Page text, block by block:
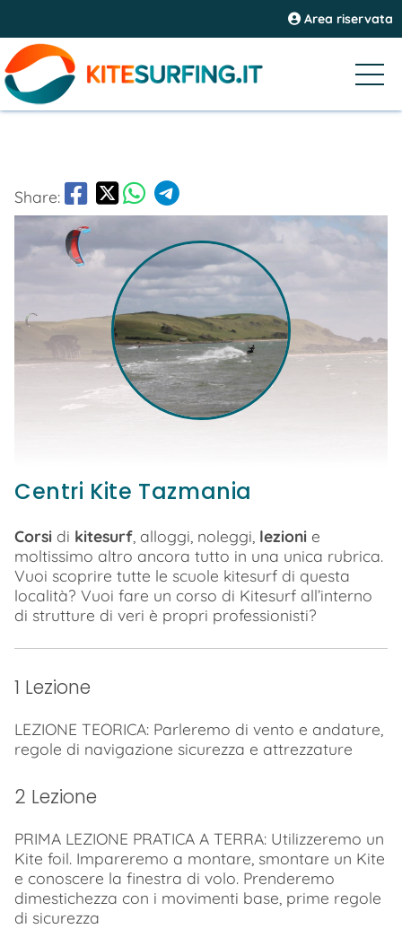
Area riservata
Share:
Centri Kite Tazmania
Corsi di kitesurf , alloggi, noleggi, lezioni e
moltissimo altro ancora tutto in una unica rubrica.
Vuoi scoprire tutte le scuole kitesurf di questa
località? Vuoi fare un corso di Kitesurf all’interno
di strutture di veri è propri professionisti?
1 Lezione
LEZIONE TEORICA: Parleremo di vento e andature,
regole di navigazione sicurezza e attrezzature
2 Lezione
PRIMA LEZIONE PRATICA A TERRA: Utilizzeremo un
Kite foil. Impareremo a montare, smontare un Kite
e conoscere la finestra di volo. Prenderemo
dimestichezza con i movimenti base, prime regole
di sicurezza